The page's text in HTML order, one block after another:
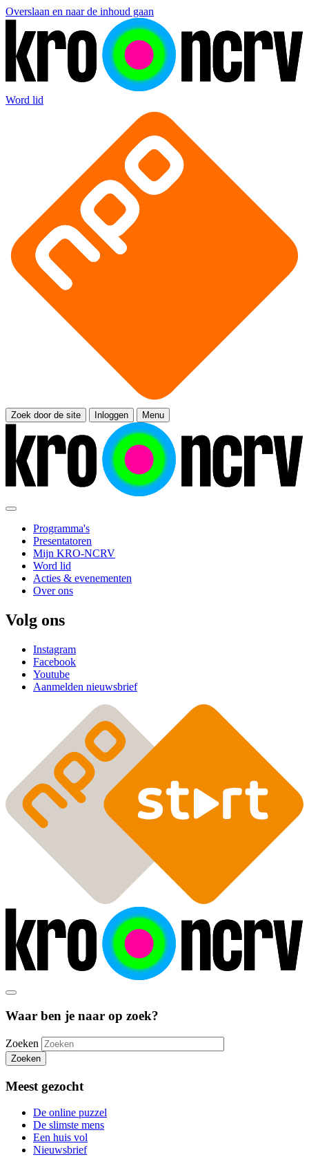
Overslaan en naar de inhoud gaan
Word lid
Zoek door de site Inloggen Menu
Programma's
Presentatoren
Mijn KRO-NCRV
Word lid
Acties & evenementen
Over ons
Volg ons
Instagram
Facebook
Youtube
Aanmelden nieuwsbrief
Waar ben je naar op zoek?
Zoeken
Zoeken
Meest gezocht
De online puzzel
De slimste mens
Een huis vol
Nieuwsbrief